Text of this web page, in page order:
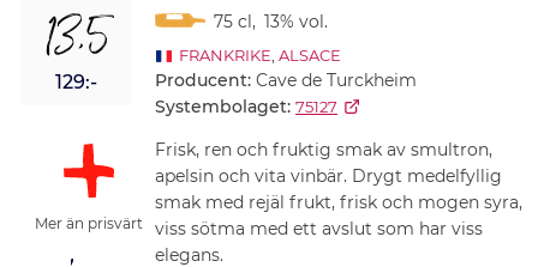
13,5
129:-
Mer än prisvärt
75 cl, 13% vol.
FRANKRIKE ALSACE
Producent: Cave de Turckheim
Systembolaget: 75127
Frisk, ren och fruktig smak av smultron,
apelsin och vita vinbär. Drygt medelfyllig
smak med rejäl frukt, frisk och mogen syra,
viss sötma med ett avslut som har viss
elegans.